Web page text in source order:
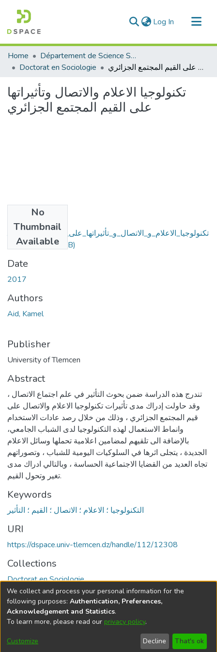
Log In (current)
Communities & Collections
All of DSpace
Statistics
Home
Département de Science Sociale
Doctorat en Sociologie
تكنولوجيا الاعلام والاتصال وتأثيراتها على القيم المجتمع الجزائري
تكنولوجيا الاعلام والاتصال وتأثيراتها
على القيم المجتمع الجزائري
No
Thumbnail
Available
تكنولوجيا_الاعلام_و_الاتصال_و_تأثيراتها_على_القيم_المجتمع_الج
زائري.pdf(3.53 MB)
Date
2017
Authors
Aid, Kamel
Publisher
University of Tlemcen
Abstract
تندرج هذه الدراسة ضمن بحوث التأثير في علم اجتماع الاتصال ،
وقد حاولت إدراك مدى تأثيرات تكنولوجيا الاعلام والاتصال على
قيم المجتمع الجزائري ، وذلك من خلال رصد عادات الاستخدام
وانماط الاستعمال لهذه التكنولوجيا لدى الشباب الجامعي،
بالإضافة الى تلقيهم لمضامين اعلامية تحملها وسائل الاعلام
الجديدة ، يتجلى اثرها في السلوكيات اليومية للشباب ، وتصوراتهم
تجاه العديد من القضايا الاجتماعية الحساسة ، وبالتالي ادراك مدى
تغير وتحول القيم.
Keywords
التكنولوجيا ؛ الاعلام ؛ الاتصال ؛ القيم ؛ التأثير
URI
https://dspace.univ-tlemcen.dz/handle/112/12308
Collections
Doctorat en Sociologie
Full item page
DSpace softwarecopyright © 2002-2026
Cookie
End User
Agreement
Send
Feedback
We collect and process your personal information for the
following purposes: Authentication, Preferences,
Acknowledgement and Statistics.
To learn more, please read our privacy policy.
Customize Decline That's ok